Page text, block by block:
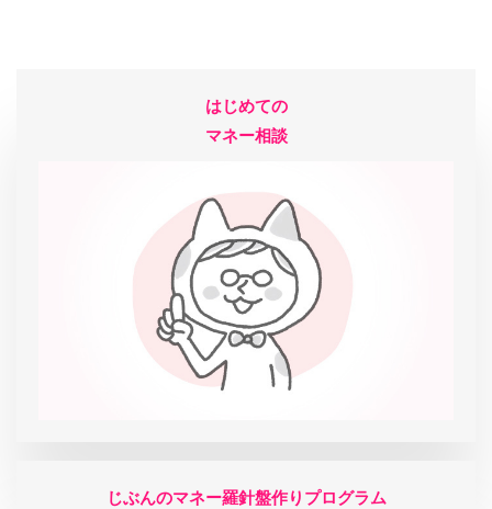
はじめての
マネー相談
じぶんのマネー羅針盤作りプログラム